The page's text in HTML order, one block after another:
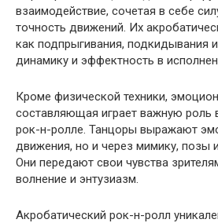
взаимодействие, сочетая в себе
точность движений. Их
как подпрыгивания, подкидывания
динамику и эффектность в
Кроме физической техники,
составляющая играет важную роль
рок-н-ролле. Танцоры выражают
движения, но и через мимику, позы
Они передают свои чувства
волнение и энтузиазм.
Акробатический рок-н-ролл